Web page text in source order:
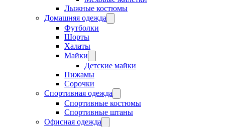
Лыжные костюмы
Домашняя одежда
Футболки
Шорты
Халаты
Майки
Детские майки
Пижамы
Сорочки
Спортивная одежда
Спортивные костюмы
Спортивные штаны
Офисная одежда